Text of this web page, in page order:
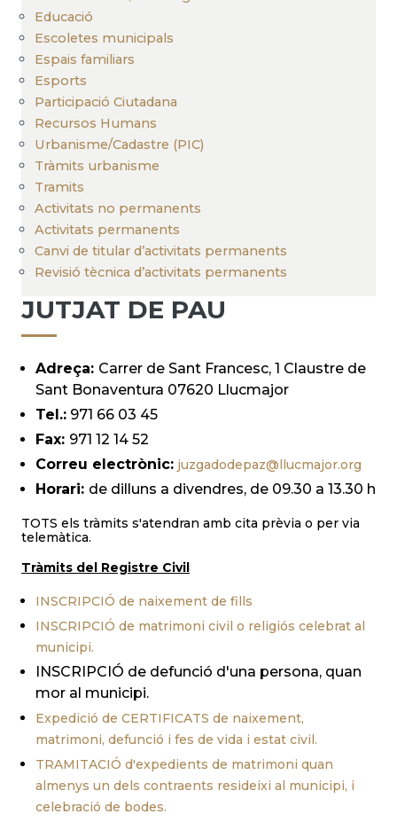
Educació
Escoletes municipals
Espais familiars
Esports
Participació Ciutadana
Recursos Humans
Urbanisme/Cadastre (PIC)
Tràmits urbanisme
Tramits
Activitats no permanents
Activitats permanents
Canvi de titular d’activitats permanents
Revisió tècnica d’activitats permanents
JUTJAT DE PAU
Adreça: Carrer de Sant Francesc, 1 Claustre de
Sant Bonaventura 07620 Llucmajor
Tel.: 971 66 03 45
Fax: 971 12 14 52
Correu electrònic: juzgadodepaz@llucmajor.org
Horari: de dilluns a divendres, de 09.30 a 13.30 h
TOTS els tràmits s'atendran amb cita prèvia o per via
telemàtica.
Tràmits del Registre Civil
INSCRIPCIÓ de naixement de fills
INSCRIPCIÓ de matrimoni civil o religiós celebrat al
municipi.
INSCRIPCIÓ de defunció d'una persona, quan
mor al municipi.
Expedició de CERTIFICATS de naixement,
matrimoni, defunció i fes de vida i estat civil.
TRAMITACIÓ d'expedients de matrimoni quan
almenys un dels contraents resideixi al municipi, i
celebració de bodes.